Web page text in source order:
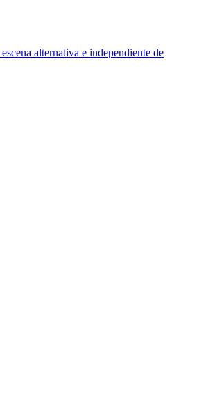
alternativa e independiente de